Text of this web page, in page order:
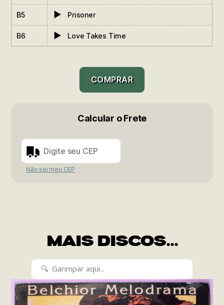
B5 ▶ Prisoner
B6 ▶ Love Takes Time
COMPRAR
Calcular o Frete
Não sei meu CEP
MAIS DISCOS...